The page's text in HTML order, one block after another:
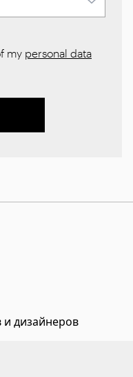
my personal data
и дизайнеров